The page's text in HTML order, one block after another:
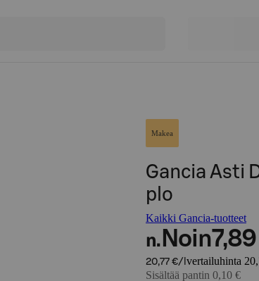
Makea
Gancia Asti
plo
Kaikki Gancia-tuotteet
n. Noin
20,77 €/l vertailuhinta
Sisältää pantin 0,10 €